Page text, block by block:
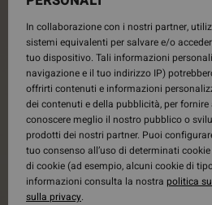
In collaborazione con i nostri partner,
sistemi equivalenti per salvare e/o
tuo dispositivo. Tali informazioni
navigazione e il tuo indirizzo IP)
offrirti contenuti e informazioni
dei contenuti e della pubblicità, per
conoscere meglio il nostro pubblico o
prodotti dei nostri partner. Puoi
tuo consenso all’uso di determinati
di cookie (ad esempio, alcuni cookie di
informazioni consulta la nostra politica
sulla privacy.